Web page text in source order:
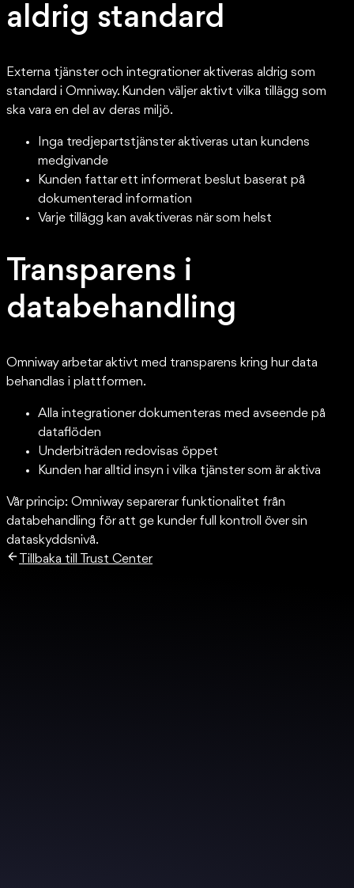
aldrig standard
Externa tjänster och integrationer aktiveras aldrig som
standard i Omniway. Kunden väljer aktivt vilka tillägg som
ska vara en del av deras miljö.
Inga tredjepartstjänster aktiveras utan kundens
medgivande
Kunden fattar ett informerat beslut baserat på
dokumenterad information
Varje tillägg kan avaktiveras när som helst
Transparens i
databehandling
Omniway arbetar aktivt med transparens kring hur data
behandlas i plattformen.
Alla integrationer dokumenteras med avseende på
dataflöden
Underbiträden redovisas öppet
Kunden har alltid insyn i vilka tjänster som är aktiva
Vår princip: Omniway separerar funktionalitet från
databehandling för att ge kunder full kontroll över sin
dataskyddsnivå.
Tillbaka till Trust Center